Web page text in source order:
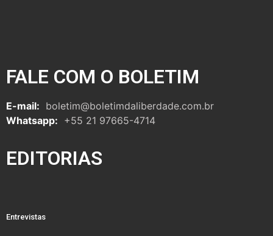
FALE COM O BOLETIM
E-mail: boletim@boletimdaliberdade.com.br
Whatsapp: +55 21 97665-4714
EDITORIAS
Entrevistas